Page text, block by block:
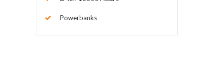
Powerbanks